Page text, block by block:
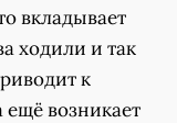
вкладывает
ходили и так
к
возникает